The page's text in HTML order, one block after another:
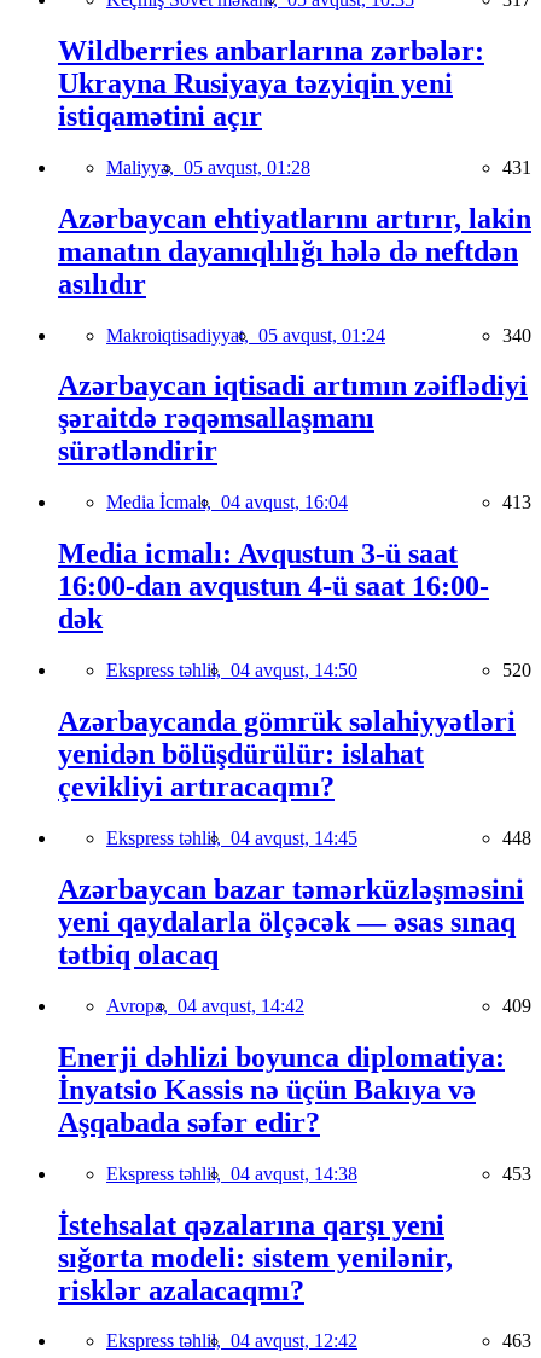
Wildberries anbarlarına zərbələr:
Ukrayna Rusiyaya təzyiqin yeni
istiqamətini açır
Maliyyə, 05 avqust, 01:28 431
Azərbaycan ehtiyatlarını artırır, lakin
manatın dayanıqlılığı hələ də neftdən
asılıdır
Makroiqtisadiyyat, 05 avqust, 01:24 340
Azərbaycan iqtisadi artımın zəiflədiyi
şəraitdə rəqəmsallaşmanı
sürətləndirir
Media İcmalı, 04 avqust, 16:04 413
Media icmalı: Avqustun 3-ü saat
16:00-dan avqustun 4-ü saat 16:00-
dək
Ekspress təhlil, 04 avqust, 14:50 520
Azərbaycanda gömrük səlahiyyətləri
yenidən bölüşdürülür: islahat
çevikliyi artıracaqmı?
Ekspress təhlil, 04 avqust, 14:45 448
Azərbaycan bazar təmərküzləşməsini
yeni qaydalarla ölçəcək — əsas sınaq
tətbiq olacaq
Avropa, 04 avqust, 14:42 409
Enerji dəhlizi boyunca diplomatiya:
İnyatsio Kassis nə üçün Bakıya və
Aşqabada səfər edir?
Ekspress təhlil, 04 avqust, 14:38 453
İstehsalat qəzalarına qarşı yeni
sığorta modeli: sistem yenilənir,
risklər azalacaqmı?
Ekspress təhlil, 04 avqust, 12:42 463